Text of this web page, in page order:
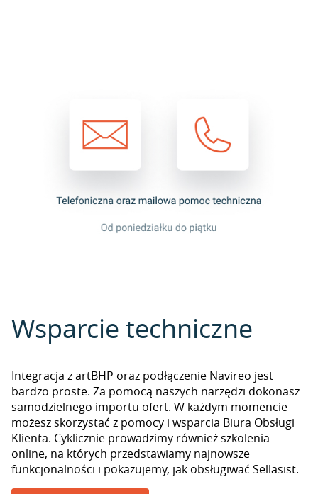
Wsparcie techniczne
Integracja z artBHP oraz podłączenie Navireo jest
bardzo proste. Za pomocą naszych narzędzi dokonasz
samodzielnego importu ofert. W każdym momencie
możesz skorzystać z pomocy i wsparcia Biura Obsługi
Klienta. Cyklicznie prowadzimy również szkolenia
online, na których przedstawiamy najnowsze
funkcjonalności i pokazujemy, jak obsługiwać Sellasist.